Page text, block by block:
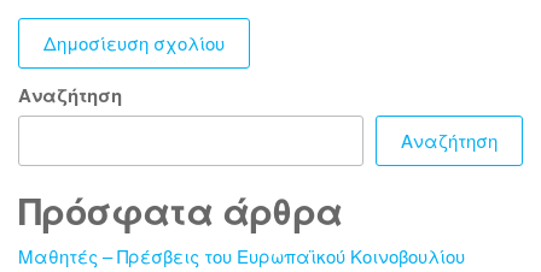
Αναζήτηση
Αναζήτηση
Πρόσφατα άρθρα
Μαθητές – Πρέσβεις του Ευρωπαϊκού Κοινοβουλίου